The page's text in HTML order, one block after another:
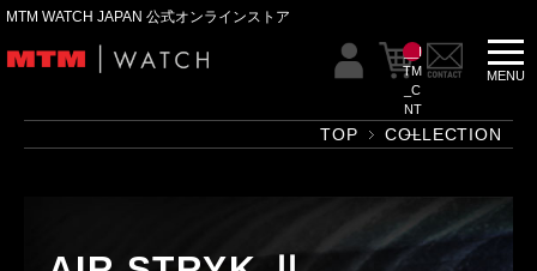
MTM WATCH JAPAN 公式オンラインストア
__I
TM
_C
NT
__
TOP COLLECTION